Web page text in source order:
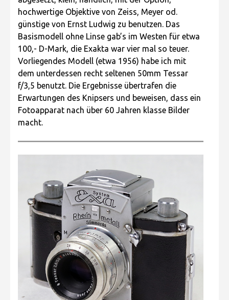
hochwertige Objektive von Zeiss, Meyer od.
günstige von Ernst Ludwig zu benutzen. Das
Basismodell ohne Linse gab’s im Westen für etwa
100,- D-Mark, die Exakta war vier mal so teuer.
Vorliegendes Modell (etwa 1956) habe ich mit
dem unterdessen recht seltenen 50mm Tessar
f/3,5 benutzt. Die Ergebnisse übertrafen die
Erwartungen des Knipsers und beweisen, dass ein
Fotoapparat nach über 60 Jahren klasse Bilder
macht.